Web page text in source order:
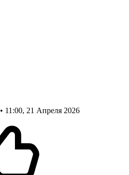
• 11:00, 21 Апреля 2026